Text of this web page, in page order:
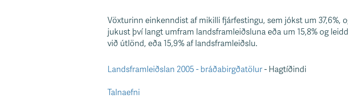
Vöxturinn einkenndist af mikilli fjárfestingu, sem jókst um 37,6%,
jukust því langt umfram landsframleiðsluna eða um 15,8% og
við útlönd, eða 15,9% af landsframleiðslu.
Landsframleiðslan 2005 - bráðabirgðatölur- Hagtíðindi
Talnaefni